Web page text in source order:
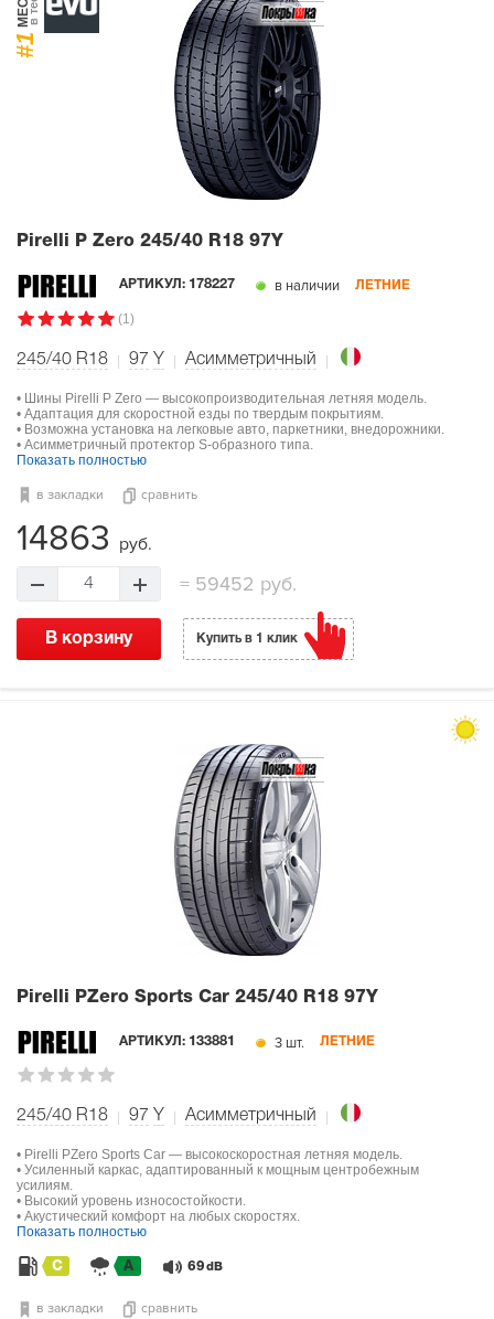
#1
Pirelli P Zero 245/40 R18 97Y
АРТИКУЛ: 178227 в наличии ЛЕТНИЕ
(1)
245/40 R18 97 Y Асимметричный
• Шины Pirelli P Zero — высокопроизводительная летняя модель.
• Адаптация для скоростной езды по твердым покрытиям.
• Возможна установка на легковые авто, паркетники, внедорожники.
• Асимметричный протектор S-образного типа.
Показать полностью
в закладки сравнить
14863 руб.
4 =59452 руб.
В корзину Купить в 1 клик
Pirelli PZero Sports Car 245/40 R18 97Y
АРТИКУЛ: 133881 3 шт. ЛЕТНИЕ
245/40 R18 97 Y Асимметричный
• Pirelli PZero Sports Car — высокоскоростная летняя модель.
• Усиленный каркас, адаптированный к мощным центробежным
усилиям.
• Высокий уровень износостойкости.
• Акустический комфорт на любых скоростях.
Показать полностью
C A 69 dB
в закладки сравнить